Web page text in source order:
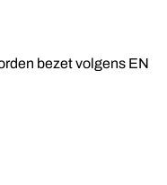
bezet volgens EN